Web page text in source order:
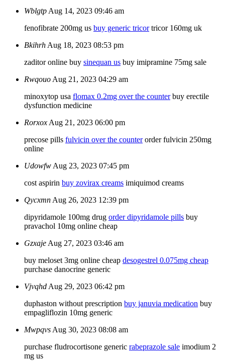
Wblgtp Aug 14, 2023 09:46 am
fenofibrate 200mg us buy generic tricortricor 160mg uk
Bkihrh Aug 18, 2023 08:53 pm
zaditor online buy sinequan us buy imipramine 75mg sale
Rwqouo Aug 21, 2023 04:29 am
minoxytop usa flomax 0.2mg over the counterbuy erectile
dysfunction medicine
Rorxox Aug 21, 2023 06:00 pm
precose pills fulvicin over the counterorder fulvicin 250mg
online
Udowfw Aug 23, 2023 07:45 pm
cost aspirin buy zovirax creams imiquimod creams
Qycxmn Aug 26, 2023 12:39 pm
dipyridamole 100mg drug order dipyridamole pills buy
pravachol 10mg online cheap
Gzxaje Aug 27, 2023 03:46 am
buy meloset 3mg online cheap desogestrel 0.075mg cheap
purchase danocrine generic
Vjvqhd Aug 29, 2023 06:42 pm
duphaston without prescription buy januvia medication buy
empagliflozin 10mg generic
Mwpqvs Aug 30, 2023 08:08 am
purchase fludrocortisone generic rabeprazole sale imodium 2
mg us